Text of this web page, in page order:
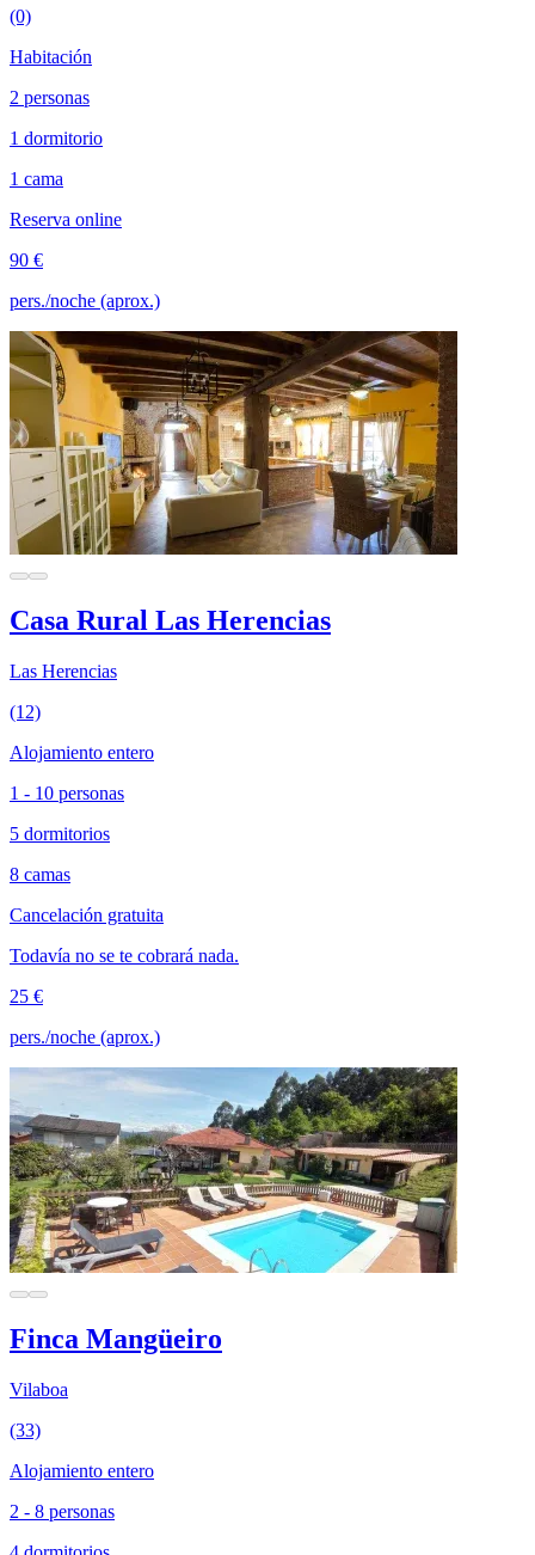
(0)
Habitación
2 personas
1 dormitorio
1 cama
Reserva online
90 €
pers./noche (aprox.)
Casa Rural Las Herencias
Las Herencias
(12)
Alojamiento entero
1 - 10 personas
5 dormitorios
8 camas
Cancelación gratuita
Todavía no se te cobrará nada.
25 €
pers./noche (aprox.)
Finca Mangüeiro
Vilaboa
(33)
Alojamiento entero
2 - 8 personas